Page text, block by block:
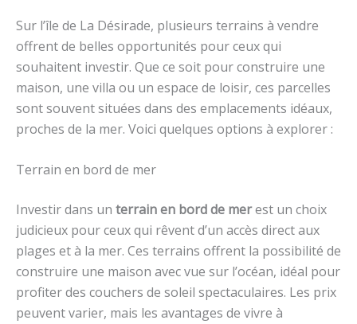
Sur l’île de La Désirade, plusieurs terrains à vendre
offrent de belles opportunités pour ceux qui
souhaitent investir. Que ce soit pour construire une
maison, une villa ou un espace de loisir, ces parcelles
sont souvent situées dans des emplacements idéaux,
proches de la mer. Voici quelques options à explorer :
Terrain en bord de mer
Investir dans un terrain en bord de merest un choix
judicieux pour ceux qui rêvent d’un accès direct aux
plages et à la mer. Ces terrains offrent la possibilité de
construire une maison avec vue sur l’océan, idéal pour
profiter des couchers de soleil spectaculaires. Les prix
peuvent varier, mais les avantages de vivre à